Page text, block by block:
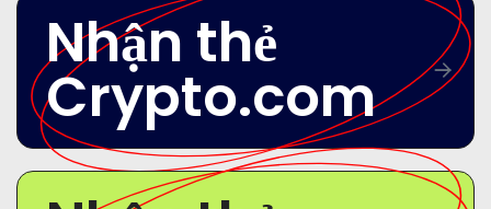
Nhận thẻ
Crypto.com